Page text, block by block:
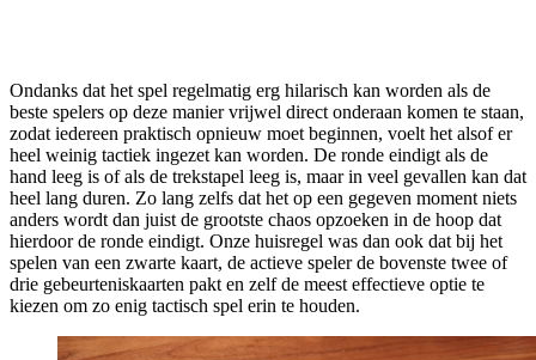
Ondanks dat het spel regelmatig erg hilarisch kan worden als de
beste spelers op deze manier vrijwel direct onderaan komen te staan,
zodat iedereen praktisch opnieuw moet beginnen, voelt het alsof er
heel weinig tactiek ingezet kan worden. De ronde eindigt als de
hand leeg is of als de trekstapel leeg is, maar in veel gevallen kan dat
heel lang duren. Zo lang zelfs dat het op een gegeven moment niets
anders wordt dan juist de grootste chaos opzoeken in de hoop dat
hierdoor de ronde eindigt. Onze huisregel was dan ook dat bij het
spelen van een zwarte kaart, de actieve speler de bovenste twee of
drie gebeurteniskaarten pakt en zelf de meest effectieve optie te
kiezen om zo enig tactisch spel erin te houden.